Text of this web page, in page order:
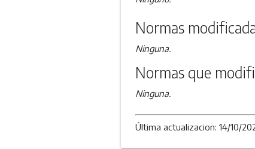
Normas
Ninguna.
Normas que
Ninguna.
Última actualizacion: 14/10/